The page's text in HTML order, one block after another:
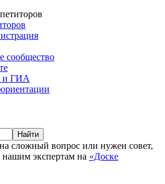
сообщество
и ГИА
Найти
сложный вопрос или нужен совет,
нашим экспертам на «Доске